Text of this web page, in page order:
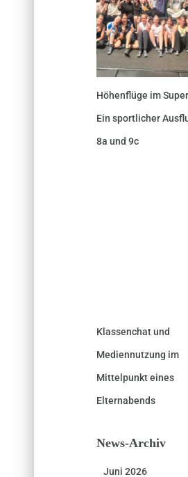
Höhenflüge im
Ein sportlicher
8a und 9c
Klassenchat und
Mediennutzung im
Mittelpunkt eines
Elternabends
News-Archiv
Juni 2026